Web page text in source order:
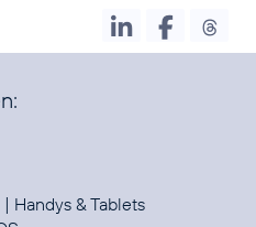
| Handys & Tablets